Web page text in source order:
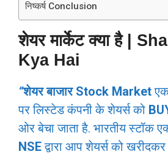
निष्कर्ष Conclusion
शेयर मार्केट क्या है |
Kya Hai
“शेयर बाजार Stock Market
पर लिस्टेड कंपनी के शेयर्स को
ओर बेचा जाता है. भारतीय स्टॉक
NSEद्वारा आप शेयर्स को